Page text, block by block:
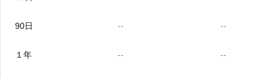
90日 -- --
１年 -- --